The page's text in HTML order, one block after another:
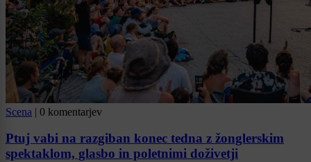
Scena | 0 komentarjev
Ptuj vabi na razgiban konec tedna z žonglerskim
spektaklom, glasbo in poletnimi doživetji